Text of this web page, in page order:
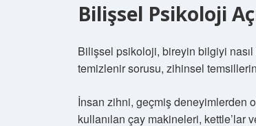
Bilişsel Psikoloji
Bilişsel psikoloji, bireyin bilgiyi nasıl
temizlenir sorusu, zihinsel
İnsan zihni, geçmiş deneyimlerden
kullanılan çay makineleri, kettle’lar